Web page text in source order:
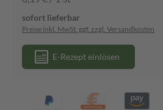
sofort lieferbar
Preise inkl. MwSt. ggf. zzgl. Versandkosten
E-Rezept einlösen